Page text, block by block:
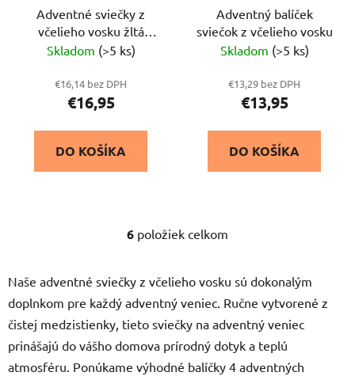
Adventné sviečky z
včelieho vosku žltá
18,14,10,6 x 4,5 cm
Skladom (>5 ks)
€16,14 bez DPH
€16,95
DO KOŠÍKA
Adventný balíček
sviečok z včelieho vosku
Skladom (>5 ks)
€13,29 bez DPH
€13,95
DO KOŠÍKA
O
l
d
a
c
i
6 položiek celkom
Naše adventné sviečky z včelieho vosku sú dokonalým
doplnkom pre každý adventný veniec. Ručne vytvorené z
čistej medzistienky, tieto sviečky na adventný veniec
prinášajú do vášho domova prírodný dotyk a teplú
atmosféru. Ponúkame výhodné balíčky 4 adventných